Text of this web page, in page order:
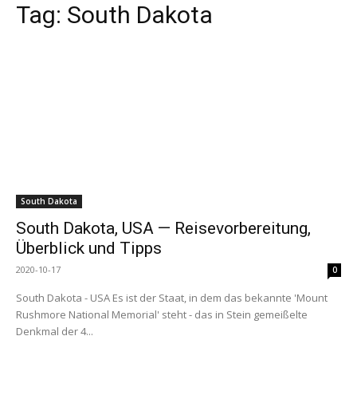
Tag: South Dakota
South Dakota
South Dakota, USA — Reisevorbereitung,
Überblick und Tipps
2020-10-17 0
South Dakota - USA Es ist der Staat, in dem das bekannte 'Mount
Rushmore National Memorial' steht - das in Stein gemeißelte
Denkmal der 4...